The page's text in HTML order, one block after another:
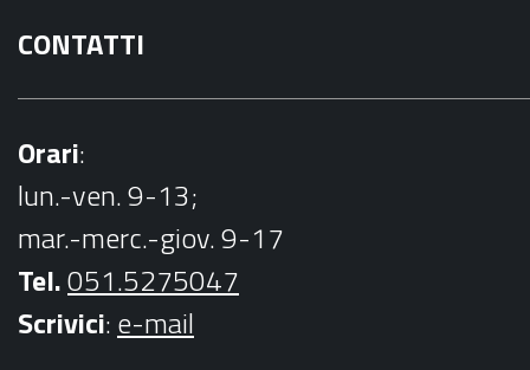
CONTATTI
Orari:
lun.-ven. 9-13;
mar.-merc.-giov. 9-17
Tel.051.5275047
Scrivici:e-mail